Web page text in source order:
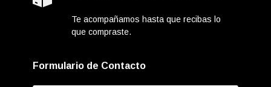
Te acompañamos hasta que recibas lo
que compraste.
Formulario de Contacto